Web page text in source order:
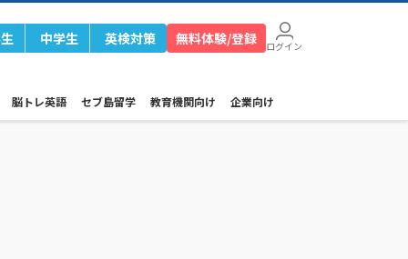
中学生 英検対策 無料体験/登録 ログイン
脳トレ英語 セブ島留学 教育機関向け 企業向け